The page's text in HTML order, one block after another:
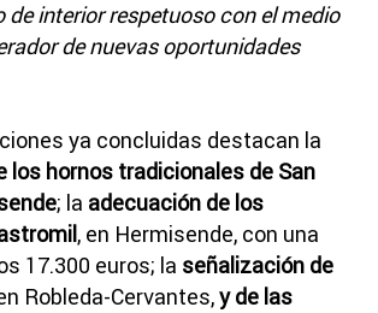
interior respetuoso con el medio
de nuevas oportunidades
ya concluidas destacan la
los hornos tradicionales de San
; la adecuación de los
, en Hermisende, con una
17.300 euros; la señalización de
Robleda-Cervantes,y de las